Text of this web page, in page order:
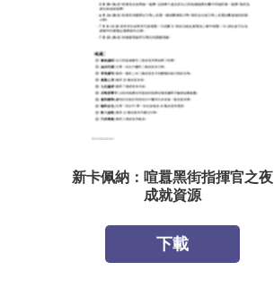
新卡佩納：喧囂黑街指揮官之夜
成就資源
下載